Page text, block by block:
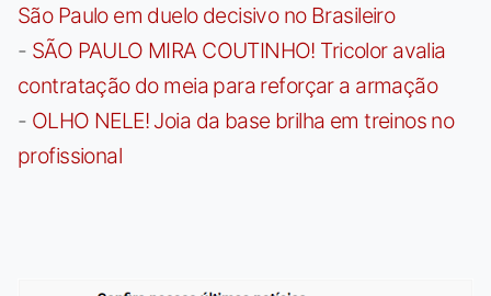
São Paulo em duelo decisivo no Brasileiro
- SÃO PAULO MIRA COUTINHO! Tricolor avalia
contratação do meia para reforçar a armação
- OLHO NELE! Joia da base brilha em treinos no
profissional